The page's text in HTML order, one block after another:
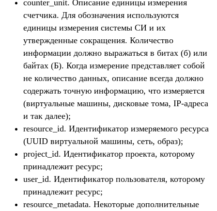
counter_unit. Описание единицы измерения
счетчика. Для обозначения используются
единицы измерения системы СИ и их
утвержденные сокращения. Количество
информации должно выражаться в битах (б) или
байтах (Б). Когда измерение представляет собой
не количество данных, описание всегда должно
содержать точную информацию, что измеряется
(виртуальные машины, дисковые тома, IP-адреса
и так далее);
resource_id. Идентификатор измеряемого ресурса
(UUID виртуальной машины, сеть, образ);
project_id. Идентификатор проекта, которому
принадлежит ресурс;
user_id. Идентификатор пользователя, которому
принадлежит ресурс;
resource_metadata. Некоторые дополнительные